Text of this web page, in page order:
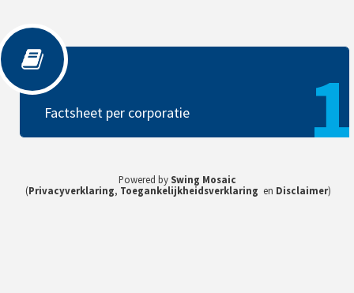
Factsheet per corporatie
Factsheet per corporatie 1
Powered by Swing Mosaic
(Privacyverklaring, Toegankelijkheidsverklaring en Disclaimer)